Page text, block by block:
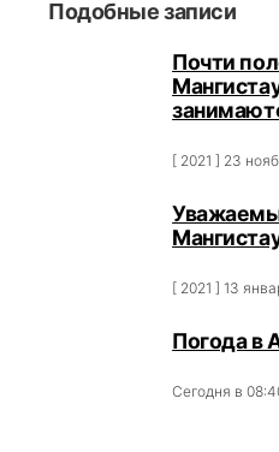
Подобные записи
Почти
[ 2021 ] 23
[ 2021 ] 13
Погода в
Сегодня в